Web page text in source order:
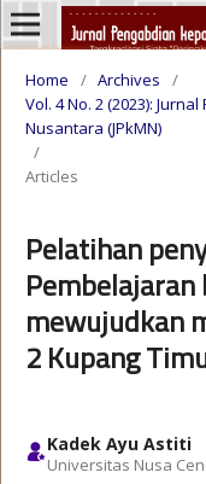
Home / Archives
/
Vol. 4 No. 2 (2023):
Nusantara (JPkMN)
/
Articles
Pelatihan
mewujudkan
2 Kupang
Kadek Ayu Astiti
Universitas Nusa